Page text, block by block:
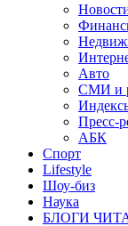
Авто
СМИ и
Пресс-
АБК
Спорт
Lifestyle
Шоу-биз
Наука
БЛОГИ